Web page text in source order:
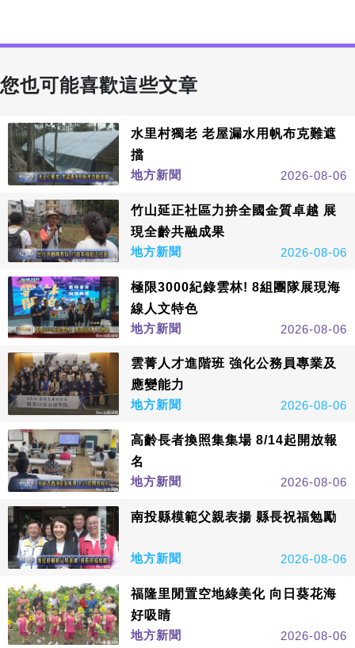
您也可能喜歡這些文章
水里村獨老 老屋漏水用帆布克難遮
擋
地方新聞
2026-08-06
竹山延正社區力拚全國金質卓越 展
現全齡共融成果
地方新聞
2026-08-06
極限3000紀錄雲林! 8組團隊展現海
線人文特色
地方新聞
2026-08-06
雲菁人才進階班 強化公務員專業及
應變能力
地方新聞
2026-08-06
高齡長者換照集集場 8/14起開放報
名
地方新聞
2026-08-06
南投縣模範父親表揚 縣長祝福勉勵
地方新聞 2026-08-06
福隆里閒置空地綠美化 向日葵花海
好吸睛
地方新聞
2026-08-06